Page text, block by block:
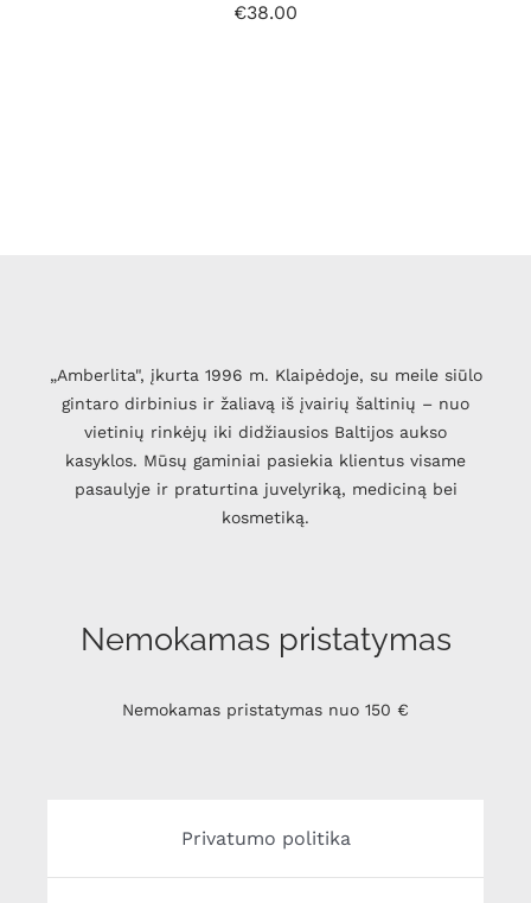
€38.00
„Amberlita", įkurta 1996 m. Klaipėdoje, su meile siūlo
gintaro dirbinius ir žaliavą iš įvairių šaltinių – nuo
vietinių rinkėjų iki didžiausios Baltijos aukso
kasyklos. Mūsų gaminiai pasiekia klientus visame
pasaulyje ir praturtina juvelyriką, mediciną bei
kosmetiką.
Nemokamas pristatymas
Nemokamas pristatymas nuo 150 €
Privatumo politika